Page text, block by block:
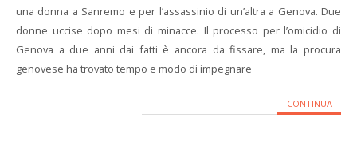
una donna a Sanremo e per l’assassinio di un’altra a Genova. Due
donne uccise dopo mesi di minacce. Il processo per l’omicidio di
Genova a due anni dai fatti è ancora da fissare, ma la procura
genovese ha trovato tempo e modo di impegnare
CONTINUA